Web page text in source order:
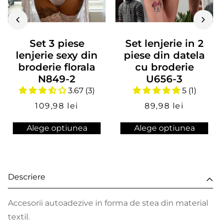
Set 3 piese
lenjerie sexy din
broderie florala
N849-2
3.67 (3)
109,98 lei
Alege optiunea
Set lenjerie in 2
piese din datela
cu broderie
U656-3
5 (1)
89,98 lei
Alege optiunea
Descriere
Accesorii autoadezive in forma de stea din material
textil.